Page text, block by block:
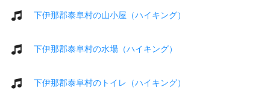
下伊那郡泰阜村の山小屋（ハイキング）
下伊那郡泰阜村の水場（ハイキング）
下伊那郡泰阜村のトイレ（ハイキング）